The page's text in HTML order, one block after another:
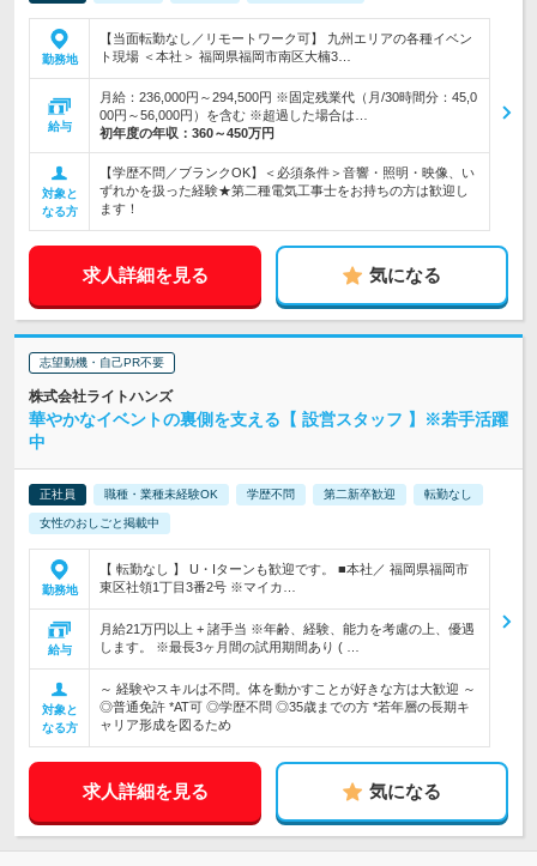
勤務地
【当面転勤なし／リモートワーク可】 九州エリアの各種イベン
ト現場 ＜本社＞ 福岡県福岡市南区大楠3…
給与
月給：236,000円～294,500円 ※固定残業代（月/30時間分：45,0
00円～56,000円）を含む ※超過した場合は…
初年度の年収： 360～450万円
対象と
なる方
【学歴不問／ブランクOK】＜必須条件＞音響・照明・映像、い
ずれかを扱った経験★第二種電気工事士をお持ちの方は歓迎し
ます！
求人詳細を見る 気になる
志望動機・自己PR不要
株式会社ライトハンズ
華やかなイベントの裏側を支える【 設営スタッフ 】※若手活躍
中
正社員 職種・業種未経験OK 学歴不問 第二新卒歓迎 転勤なし
女性のおしごと掲載中
勤務地
【 転勤なし 】 U・Iターンも歓迎です。 ■本社／ 福岡県福岡市
東区社領1丁目3番2号 ※マイカ…
給与
月給21万円以上 + 諸手当 ※年齢、経験、能力を考慮の上、優遇
します。 ※最長3ヶ月間の試用期間あり ( …
対象と
なる方
～ 経験やスキルは不問。体を動かすことが好きな方は大歓迎 ～
◎普通免許 *AT可 ◎学歴不問 ◎35歳までの方 *若年層の長期キ
ャリア形成を図るため
求人詳細を見る 気になる